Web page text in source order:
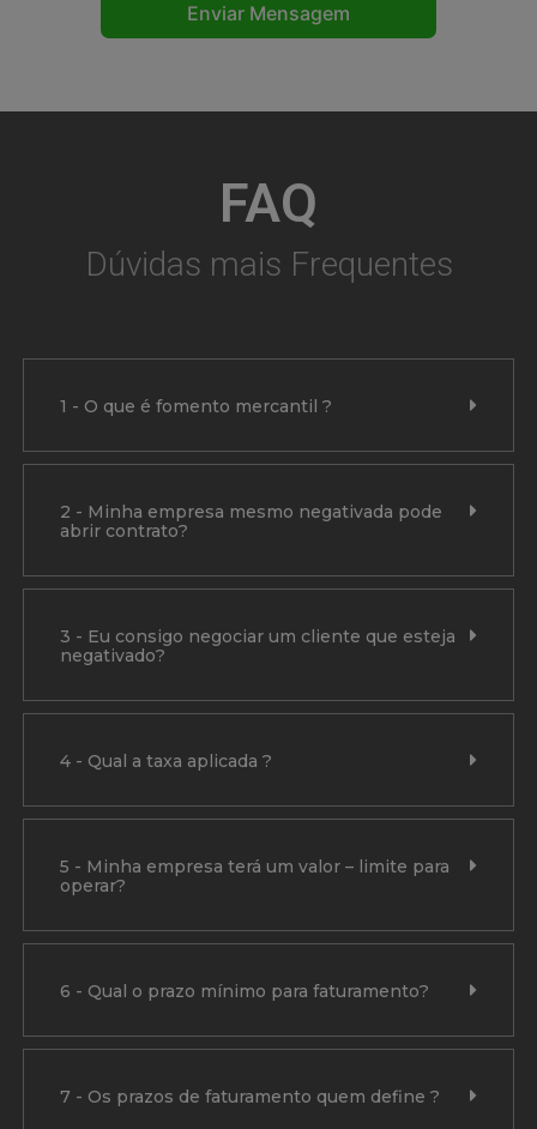
Enviar Mensagem
FAQ
Dúvidas mais Frequentes
1 - O que é fomento mercantil ?
2 - Minha empresa mesmo negativada pode
abrir contrato?
3 - Eu consigo negociar um cliente que esteja
negativado?
4 - Qual a taxa aplicada ?
5 - Minha empresa terá um valor – limite para
operar?
6 - Qual o prazo mínimo para faturamento?
7 - Os prazos de faturamento quem define ?